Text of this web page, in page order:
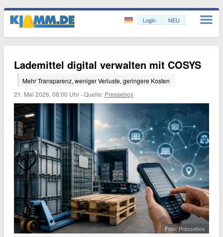
Login NEU
Lademittel digital verwalten mit COSYS
Mehr Transparenz, weniger Verluste, geringere Kosten
21. Mai 2026, 08:00 Uhr ·Quelle: Pressebox
Foto: Pressebox